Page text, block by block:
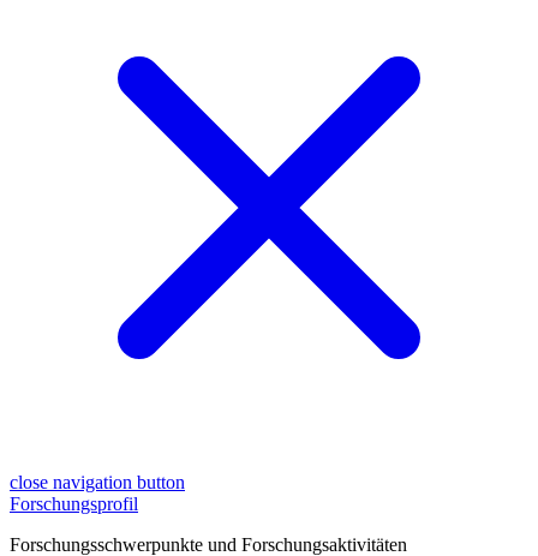
close navigation button
Forschungsprofil
Forschungsschwerpunkte und Forschungsaktivitäten